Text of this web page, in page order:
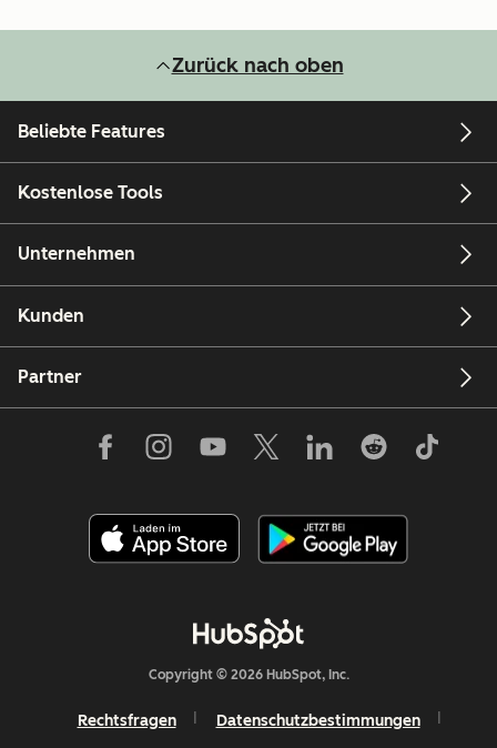
Zurück nach oben
Beliebte Features
Kostenlose Tools
Unternehmen
Kunden
Partner
Copyright © 2026 HubSpot, Inc.
Rechtsfragen Datenschutzbestimmungen